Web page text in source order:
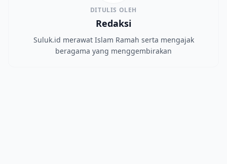
DITULIS OLEH
Redaksi
Suluk.id merawat Islam Ramah serta mengajak
beragama yang menggembirakan